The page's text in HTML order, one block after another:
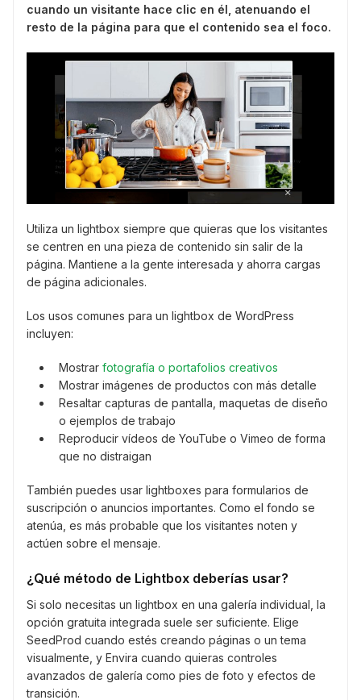
cuando un visitante hace clic en él, atenuando el
resto de la página para que el contenido sea el foco.
Utiliza un lightbox siempre que quieras que los visitantes
se centren en una pieza de contenido sin salir de la
página. Mantiene a la gente interesada y ahorra cargas
de página adicionales.
Los usos comunes para un lightbox de WordPress
incluyen:
Mostrar fotografía o portafolios creativos
Mostrar imágenes de productos con más detalle
Resaltar capturas de pantalla, maquetas de diseño
o ejemplos de trabajo
Reproducir vídeos de YouTube o Vimeo de forma
que no distraigan
También puedes usar lightboxes para formularios de
suscripción o anuncios importantes. Como el fondo se
atenúa, es más probable que los visitantes noten y
actúen sobre el mensaje.
¿Qué método de Lightbox deberías usar?
Si solo necesitas un lightbox en una galería individual, la
opción gratuita integrada suele ser suficiente. Elige
SeedProd cuando estés creando páginas o un tema
visualmente, y Envira cuando quieras controles
avanzados de galería como pies de foto y efectos de
transición.